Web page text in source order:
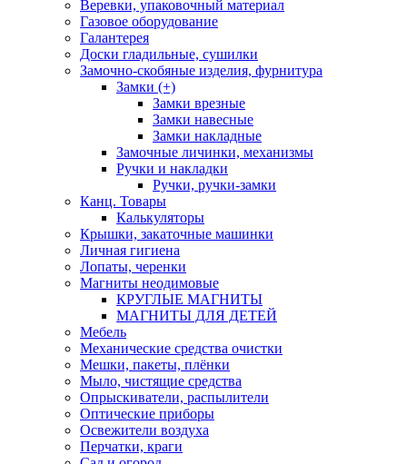
Веревки, упаковочный материал
Газовое оборудование
Галантерея
Доски гладильные, сушилки
Замочно-скобяные изделия, фурнитура
Замки (+)
Замки врезные
Замки навесные
Замки накладные
Замочные личинки, механизмы
Ручки и накладки
Ручки, ручки-замки
Канц. Товары
Калькуляторы
Крышки, закаточные машинки
Личная гигиена
Лопаты, черенки
Магниты неодимовые
КРУГЛЫЕ МАГНИТЫ
МАГНИТЫ ДЛЯ ДЕТЕЙ
Мебель
Механические средства очистки
Мешки, пакеты, плёнки
Мыло, чистящие средства
Опрыскиватели, распылители
Оптические приборы
Освежители воздуха
Перчатки, краги